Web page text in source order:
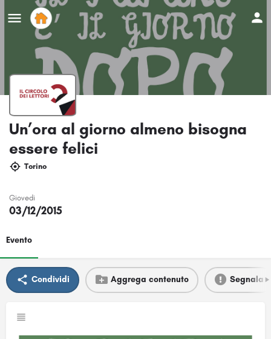
Un’ora al giorno almeno bisogna
essere felici
Torino
Giovedi
03/12/2015
Evento
Condividi Aggrega contenuto Segnala